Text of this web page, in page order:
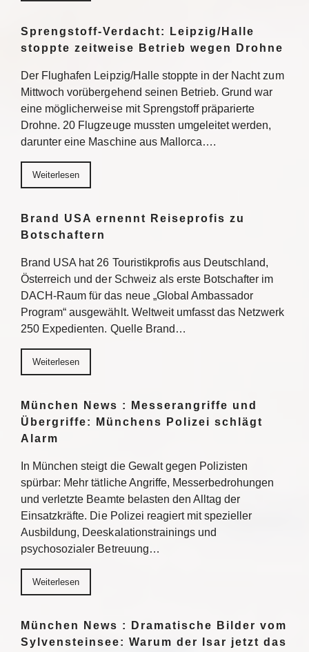
Sprengstoff-Verdacht: Leipzig/Halle
stoppte zeitweise Betrieb wegen Drohne
Der Flughafen Leipzig/Halle stoppte in der Nacht zum
Mittwoch vorübergehend seinen Betrieb. Grund war
eine möglicherweise mit Sprengstoff präparierte
Drohne. 20 Flugzeuge mussten umgeleitet werden,
darunter eine Maschine aus Mallorca….
Weiterlesen
Brand USA ernennt Reiseprofis zu
Botschaftern
Brand USA hat 26 Touristikprofis aus Deutschland,
Österreich und der Schweiz als erste Botschafter im
DACH-Raum für das neue „Global Ambassador
Program“ ausgewählt. Weltweit umfasst das Netzwerk
250 Expedienten. Quelle Brand…
Weiterlesen
München News : Messerangriffe und
Übergriffe: Münchens Polizei schlägt
Alarm
In München steigt die Gewalt gegen Polizisten
spürbar: Mehr tätliche Angriffe, Messerbedrohungen
und verletzte Beamte belasten den Alltag der
Einsatzkräfte. Die Polizei reagiert mit spezieller
Ausbildung, Deeskalationstrainings und
psychosozialer Betreuung…
Weiterlesen
München News : Dramatische Bilder vom
Sylvensteinsee: Warum der Isar jetzt das